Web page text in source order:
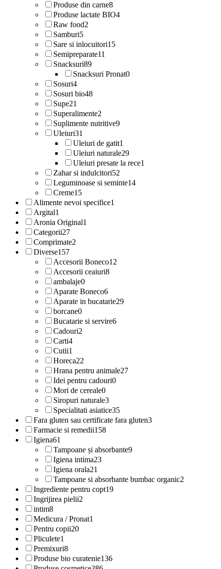
Produse din carne8
Produse lactate BIO4
Raw food2
Samburi5
Sare si inlocuitori15
Semipreparate11
Snacksuri89
Snacksuri Pronat0
Sosuri4
Sosuri bio48
Supe21
Superalimente2
Suplimente nutritive9
Uleiuri31
Uleiuri de gatit1
Uleiuri naturale29
Uleiuri presate la rece1
Zahar si indulcitori52
Leguminoase si seminte14
Creme15
Alimente nevoi specifice1
Argital1
Aronia Original1
Categorii27
Comprimate2
Diverse157
Accesorii Boneco12
Accesorii ceaiuri8
ambalaje0
Aparate Boneco6
Aparate in bucatarie29
borcane0
Bucatarie si servire6
Cadouri2
Carti4
Cutii1
Horeca22
Hrana pentru animale27
Idei pentru cadouri0
Mori de cereale0
Siropuri naturale3
Specialitati asiatice35
Fara gluten sau certificate fara gluten3
Farmacie si remedii158
Igiena61
Tampoane și absorbante9
Igiena intima23
Igiena orala21
Tampoane si absorbante bumbac organic2
Ingrediente pentru copt19
Ingrijirea pielii2
intim8
Medicura / Pronat1
Pentru copii20
Pliculete1
Premixuri8
Produse bio curatenie136